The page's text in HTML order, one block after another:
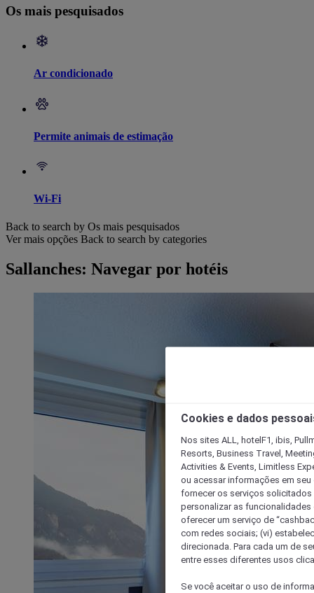
Os mais pesquisados
Ar condicionado
Permite animais de estimação
Wi-Fi
Back to search by Os mais pesquisados
Ver mais opções Back to search by categories
Sallanches: Navegar por hotéis
Cookies e dados
Nos sites ALL, hotelF1, ibis,
Resorts, Business Travel,
Activities & Events, Limitless
ou acessar informações em
fornecer os serviços solicitados
personalizar as
oferecer um serviço de
com redes sociais; (vi)
direcionada. Para cada um de
entre esses diferentes usos
Se você aceitar o uso de